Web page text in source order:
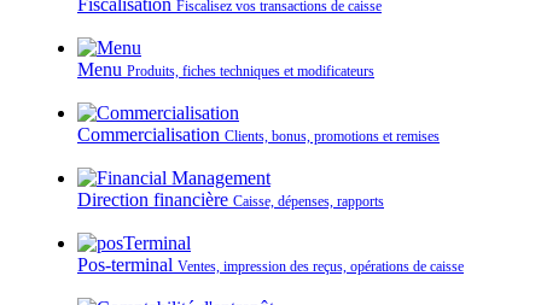
Fiscalisation Fiscalisez vos transactions de caisse
Menu Produits, fiches techniques et modificateurs
Commercialisation Clients, bonus, promotions et remises
Direction financière Caisse, dépenses, rapports
Pos-terminal Ventes, impression des reçus, opérations de caisse